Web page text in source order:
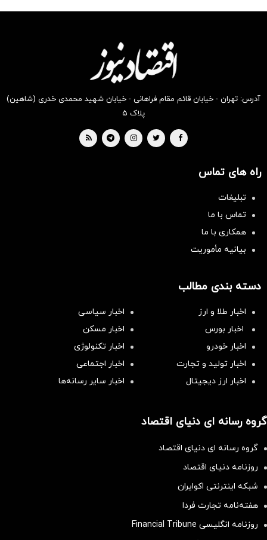
بخر !
بخر !
آدرس: تهران - خیابان قائم مقام فراهانی - خیابان شهید محمدی خدری (شاهین)
پلاک ۵
راه های تماس
تبلیغات
تماس با ما
همکاری با ما
بیانیه مأموریت
دسته بندی مطالب
اخبار طلا و ارز
اخبار سیاسی
اخبار بورس
اخبار مسکن
اخبار خودرو
اخبار تکنولوژی
اخبار تولید و تجارت
اخبار اجتماعی
اخبار ارز دیجیتال
اخبار سایر رسانه‌‌ها
گروه رسانه ای دنیای اقتصاد
گروه رسانه ای دنیای اقتصاد
روزنامه دنیای اقتصاد
شبکه اینترنتی اکوایران
هفته‌نامه تجارت فردا
روزنامه انگلیسی Financial Tribune